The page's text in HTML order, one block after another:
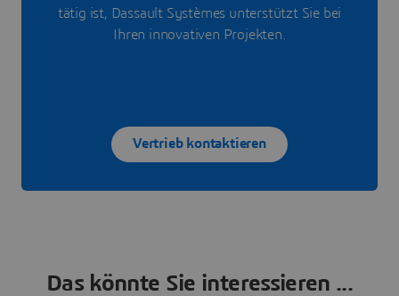
tätig ist, Dassault Systèmes unterstützt Sie bei
Ihren innovativen Projekten.
Vertrieb kontaktieren
Das könnte Sie interessieren ...